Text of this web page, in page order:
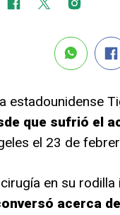
estadounidense
que sufrió el
el 23 de
en su
acerca